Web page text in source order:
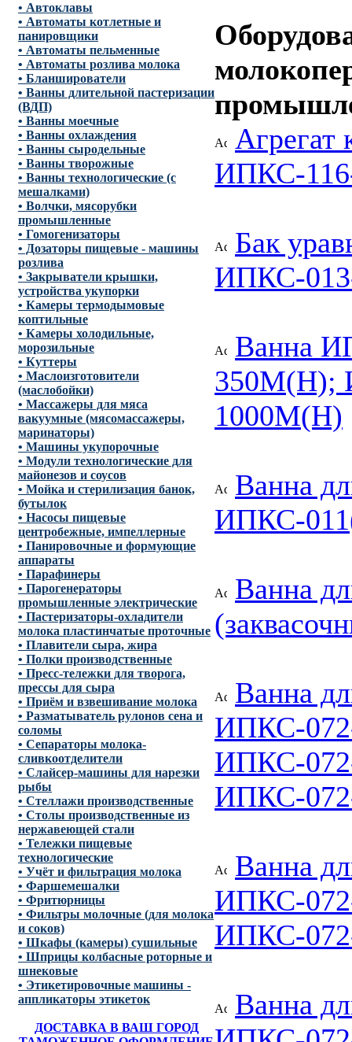
• Автоклавы
• Автоматы котлетные и
панировщики
• Автоматы пельменные
• Автоматы розлива молока
• Бланширователи
• Ванны длительной пастеризации
(ВДП)
• Ванны моечные
• Ванны охлаждения
• Ванны сыродельные
• Ванны творожные
• Ванны технологические (с
мешалками)
• Волчки, мясорубки
промышленные
• Гомогенизаторы
• Дозаторы пищевые - машины
розлива
• Закрыватели крышки,
устройства укупорки
• Камеры термодымовые
коптильные
• Камеры холодильные,
морозильные
• Куттеры
• Маслоизготовители
(маслобойки)
• Массажеры для мяса
вакуумные (мясомассажеры,
маринаторы)
• Машины укупорочные
• Модули технологические для
майонезов и соусов
• Мойка и стерилизация банок,
бутылок
• Насосы пищевые
центробежные, импеллерные
• Панировочные и формующие
аппараты
• Парафинеры
• Парогенераторы
промышленные электрические
• Пастеризаторы-охладители
молока пластинчатые проточные
• Плавители сыра, жира
• Полки производственные
• Пресс-тележки для творога,
прессы для сыра
• Приём и взвешивание молока
• Разматыватель рулонов сена и
соломы
• Сепараторы молока-
сливкоотделители
• Слайсер-машины для нарезки
рыбы
• Стеллажи производственные
• Столы производственные из
нержавеющей стали
• Тележки пищевые
технологические
• Учёт и фильтрация молока
• Фаршемешалки
• Фритюрницы
• Фильтры молочные (для молока
и соков)
• Шкафы (камеры) сушильные
• Шприцы колбасные роторные и
шнековые
• Этикетировочные машины -
аппликаторы этикеток
ДОСТАВКА В ВАШ ГОРОД
Агрегат
ИПКС-
Бак
ИПКС-
Ванна
350М(Н);
1000М(Н)
Ванна
ИПКС-
Ванна
Ванна
ИПКС-
ИПКС-
ИПКС-
Ванна
ИПКС-
ИПКС-
Ванна